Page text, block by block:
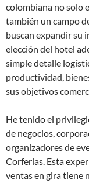
colombiana no solo
también un campo
buscan expandir su
elección del hotel
simple detalle
productividad,
sus objetivos
He tenido el
de negocios,
organizadores de
Corferias. Esta
ventas en gira tiene